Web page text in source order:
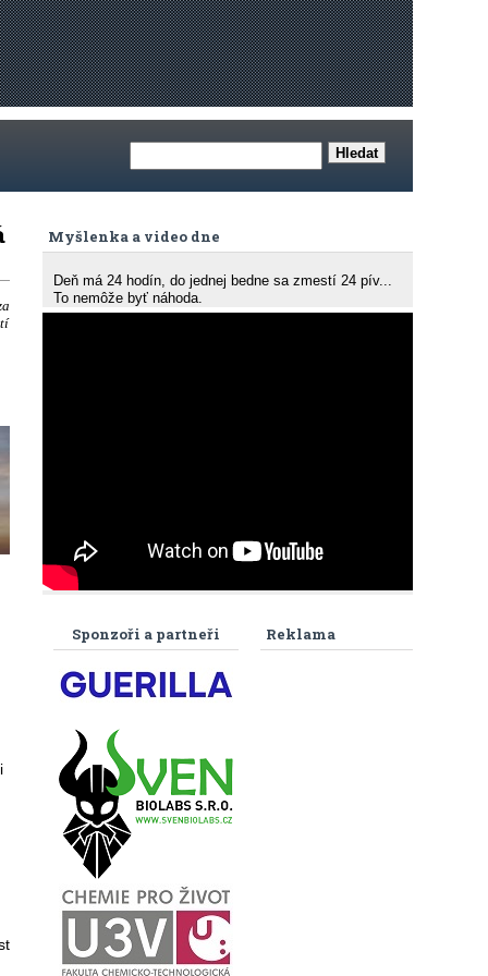
Myšlenka a video dne
Deň má 24 hodín, do jednej bedne sa zmestí 24 pív...
To nemôže byť náhoda.
Reklama
Sponzoři a partneři